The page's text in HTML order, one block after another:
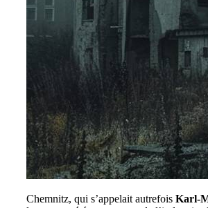
Chemnitz, qui s’appelait autrefois Karl-